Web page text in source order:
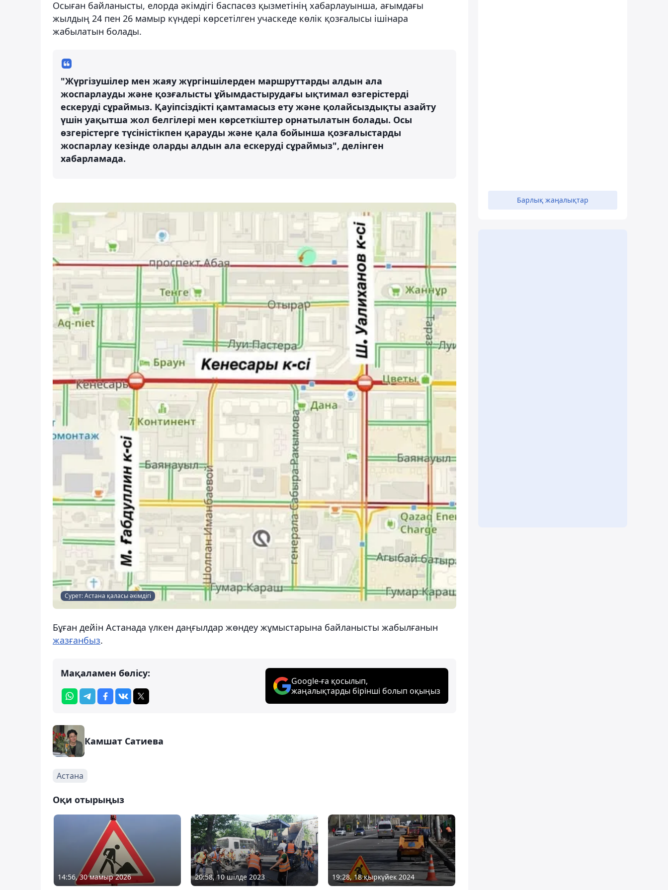
Осыған байланысты, елорда әкімдігі баспасөз қызметінің хабарлауынша, ағымдағы
жылдың 24 пен 26 мамыр күндері көрсетілген учаскеде көлік қозғалысы ішінара
жабылатын болады.
"Жүргізушілер мен жаяу жүргіншілерден маршруттарды алдын ала
жоспарлауды және қозғалысты ұйымдастырудағы ықтимал өзгерістерді
ескеруді сұраймыз. Қауіпсіздікті қамтамасыз ету және қолайсыздықты азайту
үшін уақытша жол белгілері мен көрсеткіштер орнатылатын болады. Осы
өзгерістерге түсіністікпен қарауды және қала бойынша қозғалыстарды
жоспарлау кезінде оларды алдын ала ескеруді сұраймыз", делінген
хабарламада.
Сурет: Астана қаласы әкімдігі
Бұған дейін Астанада үлкен даңғылдар жөндеу жұмыстарына байланысты жабылғанын
жазғанбыз.
Мақаламен бөлісу:
Google-ға қосылып,
жаңалықтарды бірінші болып оқыңыз
Камшат Сатиева
Астана
Оқи отырыңыз
14:56, 30 мамыр 2026 20:58, 10 шілде 2023 19:28, 18 қыркүйек 2024
Барлық жаңалықтар